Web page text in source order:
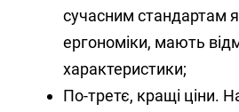
сучасним стандартам
ергономіки, мають
характеристики;
По-третє, кращі ціни.